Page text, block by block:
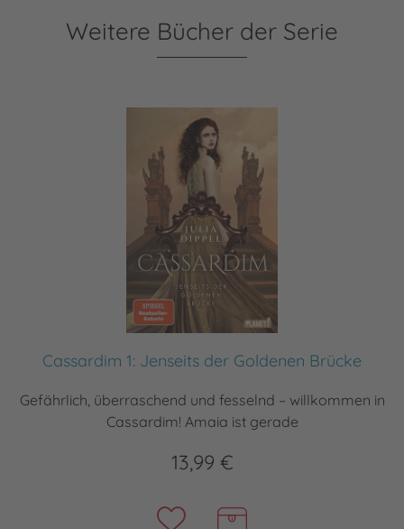
Weitere Bücher der Serie
Cassardim 1: Jenseits der Goldenen Brücke
Gefährlich, überraschend und fesselnd – willkommen in
Cassardim! Amaia ist gerade
13,99 €